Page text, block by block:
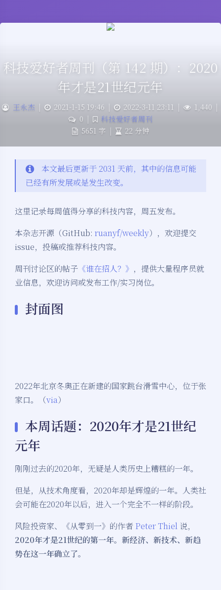
科技爱好者周刊（第 142 期）：2020
年才是21世纪元年
王永杰 | 2021-1-15 19:46 | 2022-3-11 23:11 | 1,440 |
0 |
科技爱好者周刊
5651 字 | 22 分钟
本文最后更新于 2031 天前，其中的信息可能
已经有所发展或是发生改变。
这里记录每周值得分享的科技内容，周五发布。
本杂志开源（GitHub: ruanyf/weekly），欢迎提交
issue，投稿或推荐科技内容。
周刊讨论区的帖子 《谁在招人？》 ，提供大量程序员就
业信息，欢迎访问或发布工作/实习岗位。
封面图
2022年北京冬奥正在新建的国家跳台滑雪中心，位于张
家口。（via）
本周话题：2020年才是21世纪
元年
刚刚过去的2020年，无疑是人类历史上糟糕的一年。
但是，从技术角度看，2020年却是辉煌的一年。人类社
会可能在2020年以后，进入一个完全不一样的阶段。
风险投资家、《从零到一》的作者 Peter Thiel 说，
2020年才是21世纪的第一年。新经济、新技术、新趋
势在这一年确立了。